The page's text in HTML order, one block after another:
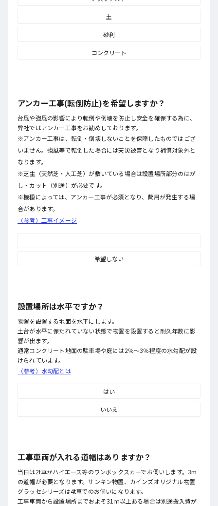
土
砂利
コンクリート
アンカー工事(転倒防止)を希望しますか？
台風や強風の影響により転倒や倒壊を防止し安全を確保する為に、
弊社ではアンカー工事をお勧めしております。
※アンカー工事は、転倒・倒壊しないことを保障したものではござ
いません。強風等で転倒した場合には天災被害となり補償対象外と
なります。
※芝生（天然芝・人工芝）が敷いている場合は設置場所部分のはが
し・カット（別途）が必要です。
※機種によっては、アンカー工事が必須となり、費用が発生する場
合があります。
（参考）工事イメージ
希望しない
設置場所は水平ですか？
物置を設置する地面を水平にします。
土台が水平に保たれていない状態で物置を設置すると耐久年数に影
響が出ます。
通常コンクリート地面の駐車場や庭には2％～3％程度の水勾配が設
けられています。
（参考）水勾配とは
はい
いいえ
工事車両が入れる道幅はありますか？
当日は2t車かハイエース等のワンボックスカーでお伺いします。3m
の道幅が必要となります。サンキン物置、カインズオリジナル物置
グラッセシリーズは4t車でのお伺いになります。
工事車両から設置場所までおよそ31ｍ以上ある場合は別途搬入費が